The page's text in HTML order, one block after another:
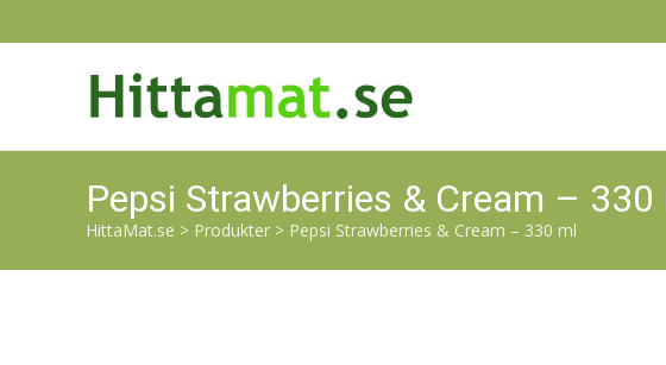
Pepsi Strawberries & Cream – 330
HittaMat.se > Produkter > Pepsi Strawberries & Cream – 330 ml